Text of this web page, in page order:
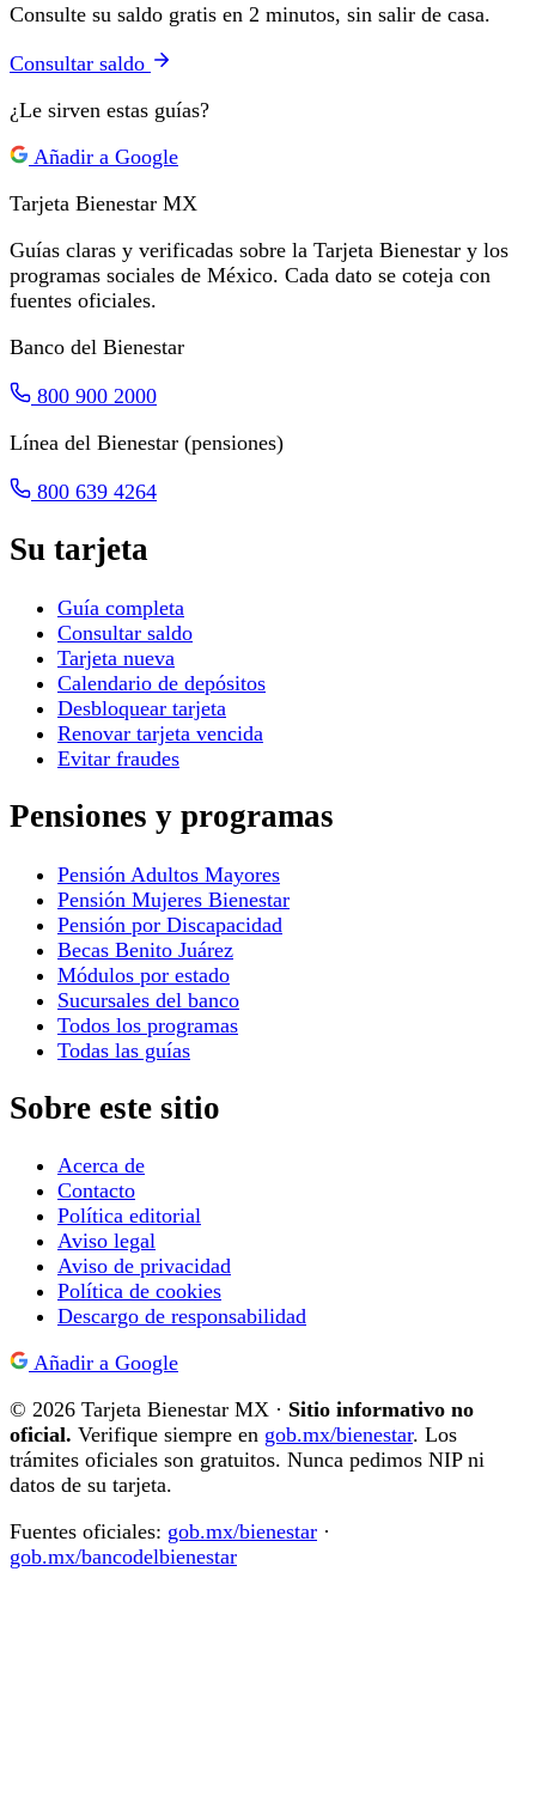
Consulte su saldo gratis en 2 minutos, sin salir de casa.
Consultar saldo
¿Le sirven estas guías?
Añadir a Google
Tarjeta Bienestar MX
Guías claras y verificadas sobre la Tarjeta Bienestar y los
programas sociales de México. Cada dato se coteja con
fuentes oficiales.
Banco del Bienestar
800 900 2000
Línea del Bienestar (pensiones)
800 639 4264
Su tarjeta
Guía completa
Consultar saldo
Tarjeta nueva
Calendario de depósitos
Desbloquear tarjeta
Renovar tarjeta vencida
Evitar fraudes
Pensiones y programas
Pensión Adultos Mayores
Pensión Mujeres Bienestar
Pensión por Discapacidad
Becas Benito Juárez
Módulos por estado
Sucursales del banco
Todos los programas
Todas las guías
Sobre este sitio
Acerca de
Contacto
Política editorial
Aviso legal
Aviso de privacidad
Política de cookies
Descargo de responsabilidad
Añadir a Google
© 2026 Tarjeta Bienestar MX · Sitio informativo no
oficial. Verifique siempre en gob.mx/bienestar. Los
trámites oficiales son gratuitos. Nunca pedimos NIP ni
datos de su tarjeta.
Fuentes oficiales: gob.mx/bienestar ·
gob.mx/bancodelbienestar